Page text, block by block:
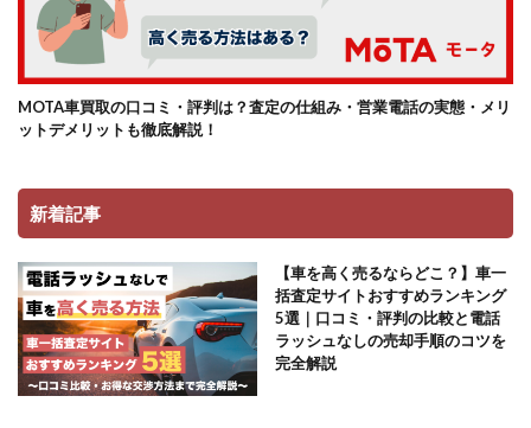
MOTA車買取の口コミ・評判は？査定の仕組み・営業電話の実態・メリ
ットデメリットも徹底解説！
新着記事
【車を高く売るならどこ？】車一
括査定サイトおすすめランキング
5選｜口コミ・評判の比較と電話
ラッシュなしの売却手順のコツを
完全解説